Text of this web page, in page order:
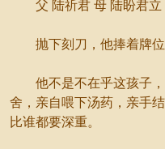
父 陆祈君 母 陆盼君立
抛下刻刀，他捧着牌位
他不是不在乎这孩子，
舍，亲自喂下汤药，亲手
比谁都要深重。